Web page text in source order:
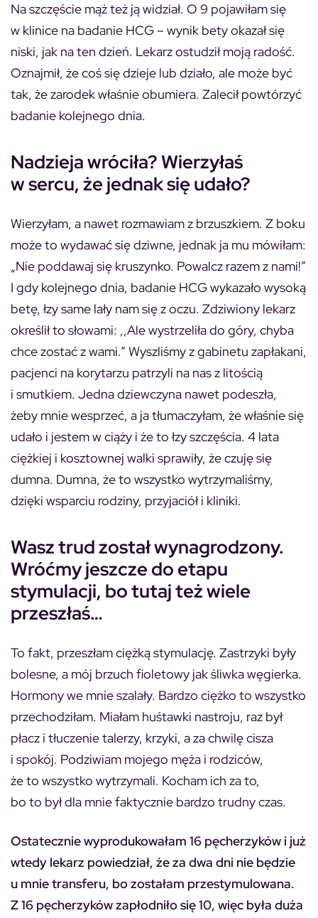
Na szczęście mąż też ją widział. O 9 pojawiłam się
w klinice na badanie HCG – wynik bety okazał się
niski, jak na ten dzień. Lekarz ostudził moją radość.
Oznajmił, że coś się dzieje lub działo, ale może być
tak, że zarodek właśnie obumiera. Zalecił powtórzyć
badanie kolejnego dnia.
Nadzieja wróciła? Wierzyłaś
w sercu, że jednak się udało?
Wierzyłam, a nawet rozmawiam z brzuszkiem. Z boku
może to wydawać się dziwne, jednak ja mu mówiłam:
„Nie poddawaj się kruszynko. Powalcz razem z nami!”
I gdy kolejnego dnia, badanie HCG wykazało wysoką
betę, łzy same lały nam się z oczu. Zdziwiony lekarz
określił to słowami: ,,Ale wystrzeliła do góry, chyba
chce zostać z wami.” Wyszliśmy z gabinetu zapłakani,
pacjenci na korytarzu patrzyli na nas z litością
i smutkiem. Jedna dziewczyna nawet podeszła,
żeby mnie wesprzeć, a ja tłumaczyłam, że właśnie się
udało i jestem w ciąży i że to łzy szczęścia. 4 lata
ciężkiej i kosztownej walki sprawiły, że czuję się
dumna. Dumna, że to wszystko wytrzymaliśmy,
dzięki wsparciu rodziny, przyjaciół i kliniki.
Wasz trud został wynagrodzony.
Wróćmy jeszcze do etapu
stymulacji, bo tutaj też wiele
przeszłaś…
To fakt, przeszłam ciężką stymulację. Zastrzyki były
bolesne, a mój brzuch fioletowy jak śliwka węgierka.
Hormony we mnie szalały. Bardzo ciężko to wszystko
przechodziłam. Miałam huśtawki nastroju, raz był
płacz i tłuczenie talerzy, krzyki, a za chwilę cisza
i spokój. Podziwiam mojego męża i rodziców,
że to wszystko wytrzymali. Kocham ich za to,
bo to był dla mnie faktycznie bardzo trudny czas.
Ostatecznie wyprodukowałam 16 pęcherzyków i już
wtedy lekarz powiedział, że za dwa dni nie będzie
u mnie transferu, bo zostałam przestymulowana.
Z 16 pęcherzyków zapłodniło się 10, więc była duża